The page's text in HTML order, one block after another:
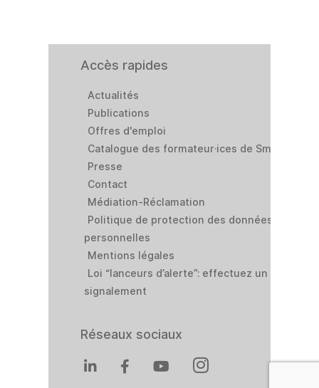
Accès rapides
Actualités
Publications
Offres d'emploi
Catalogue des formateur·ices de Smart
Presse
Contact
Médiation-Réclamation
Politique de protection des données
personnelles
Mentions légales
Loi “lanceurs d’alerte”: effectuez un
signalement
Réseaux sociaux